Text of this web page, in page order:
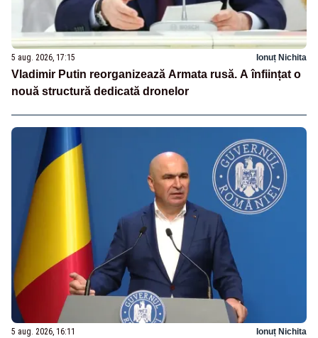
5 aug. 2026, 17:15 Ionuț Nichita
Vladimir Putin reorganizează Armata rusă. A înființat o
nouă structură dedicată dronelor
5 aug. 2026, 16:11 Ionuț Nichita